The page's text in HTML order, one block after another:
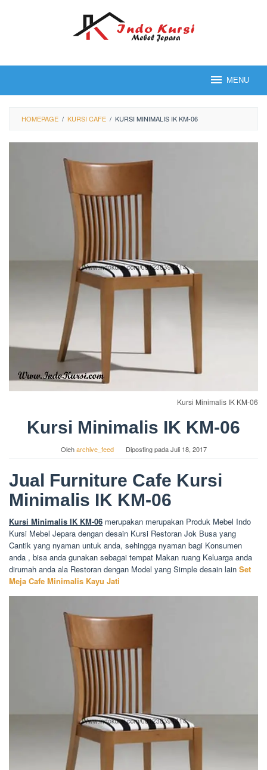
MENU
HOMEPAGE / KURSI CAFE / KURSI MINIMALIS IK KM-06
Kursi Minimalis IK KM-06
Kursi Minimalis IK KM-06
Oleharchive_feed Diposting padaJuli 18, 2017
Jual Furniture Cafe Kursi
Minimalis IK KM-06
Kursi Minimalis IK KM-06 merupakan merupakan Produk Mebel Indo
Kursi Mebel Jepara dengan desain Kursi Restoran Jok Busa yang
Cantik yang nyaman untuk anda, sehingga nyaman bagi Konsumen
anda , bisa anda gunakan sebagai tempat Makan ruang Keluarga anda
dirumah anda ala Restoran dengan Model yang Simple desain lain Set
Meja Cafe Minimalis Kayu Jati